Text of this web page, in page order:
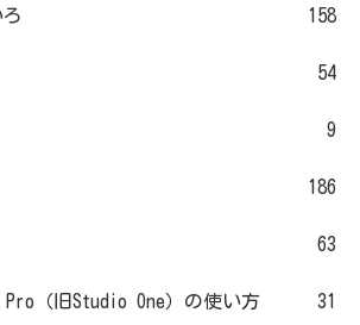
158
54
9
186
63
（旧Studio One）の使い方 31